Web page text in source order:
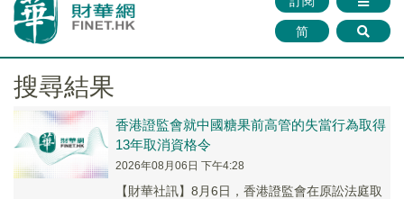
简
搜尋結果
香港證監會就中國糖果前高管的失當行為取得
13年取消資格令
2026年08月06日 下午4:28
【財華社訊】8月6日，香港證監會在原訟法庭取